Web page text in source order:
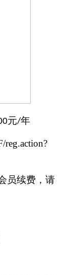
元/年
reg.action?
员续费，请